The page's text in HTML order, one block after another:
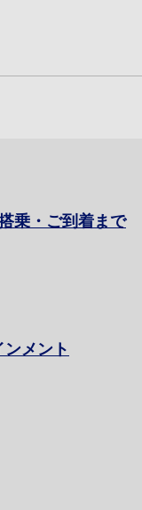
乗・ご到着まで
メント